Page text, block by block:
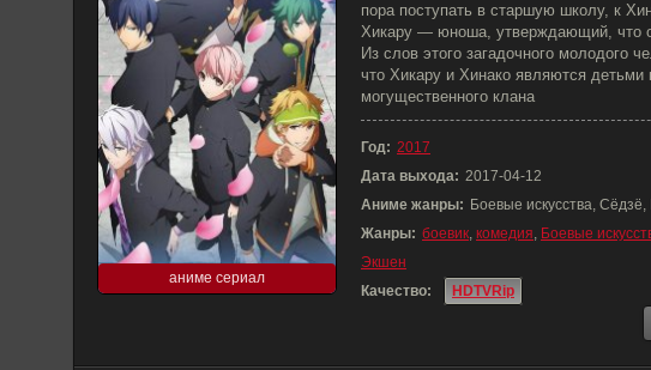
аниме сериал
пора поступать в старшую школу, к
Хикару — юноша, утверждающий, что
Из слов этого загадочного молодого
что Хикару и Хинако являются детьми
могущественного клана
Год: 2017
Дата выхода: 2017-04-12
Аниме жанры: Боевые искусства,
Жанры: боевик, комедия, Боевые
Экшен
Качество:
HDTVRip